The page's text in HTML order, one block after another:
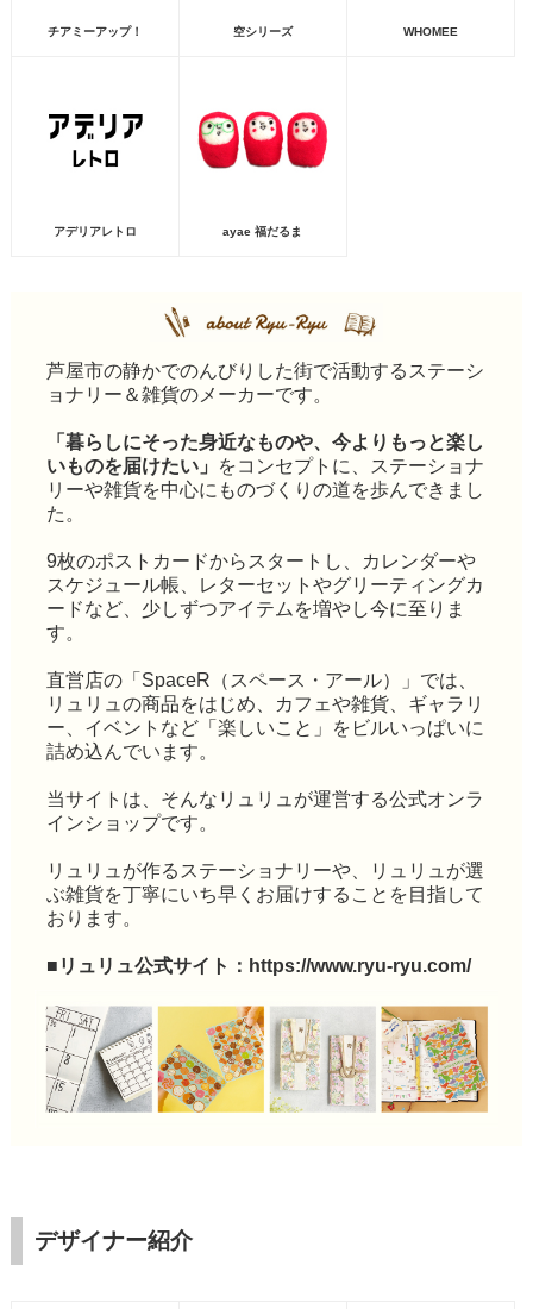
チアミーアップ！ 空シリーズ WHOMEE
アデリアレトロ ayae 福だるま
芦屋市の静かでのんびりした街で活動するステーシ
ョナリー＆雑貨のメーカーです。
「暮らしにそった身近なものや、今よりもっと楽し
いものを届けたい」
をコンセプトに、ステーショナ
リーや雑貨を中心にものづくりの道を歩んできまし
た。
9枚のポストカードからスタートし、カレンダーや
スケジュール帳、レターセットやグリーティングカ
ードなど、少しずつアイテムを増やし今に至りま
す。
直営店の「SpaceR（スペース・アール）」では、
リュリュの商品をはじめ、カフェや雑貨、ギャラリ
ー、イベントなど「楽しいこと」をビルいっぱいに
詰め込んでいます。
当サイトは、そんなリュリュが運営する公式オンラ
インショップです。
リュリュが作るステーショナリーや、リュリュが選
ぶ雑貨を丁寧にいち早くお届けすることを目指して
おります。
■リュリュ公式サイト： https://www.ryu-ryu.com/
デザイナー紹介